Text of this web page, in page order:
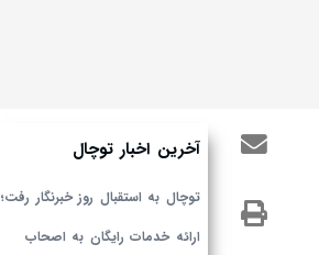
آخرین اخبار توچال
توچال به استقبال روز خبرنگار رفت؛
ارائه خدمات رایگان به اصحاب